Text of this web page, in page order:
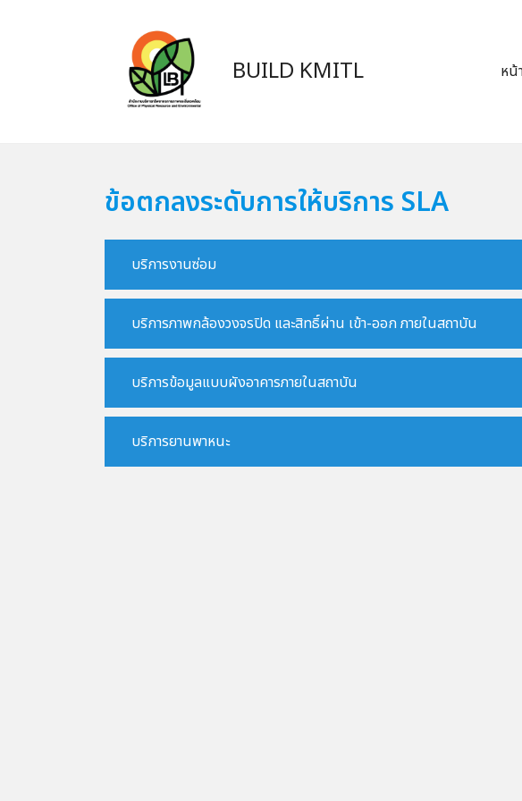
BUILD KMITL หน้
ข้อตกลงระดับการให้บริการ SLA
บริการงานซ่อม
บริการภาพกล้องวงจรปิด และสิทธิ์ผ่าน เข้า-ออก ภายในสถาบัน
บริการข้อมูลแบบผังอาคารภายในสถาบัน
บริการยานพาหนะ